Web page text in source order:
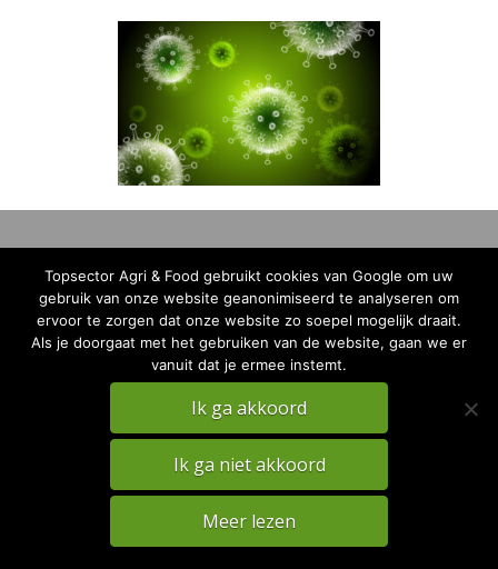
PRIVACY DISCLAIMER
TKI Agri & Food Website
Topsector Agri & Food gebruikt cookies van Google om uw
gebruik van onze website geanonimiseerd te analyseren om
ervoor te zorgen dat onze website zo soepel mogelijk draait.
Als je doorgaat met het gebruiken van de website, gaan we er
vanuit dat je ermee instemt.
Ik ga akkoord
Ik ga niet akkoord
Meer lezen